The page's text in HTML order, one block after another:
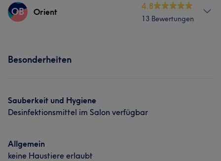
Services
OB Orient
4.8
13 Bewertungen
Besonderheiten
Sauberkeit und Hygiene
Desinfektionsmittel im Salon verfügbar
Allgemein
keine Haustiere erlaubt